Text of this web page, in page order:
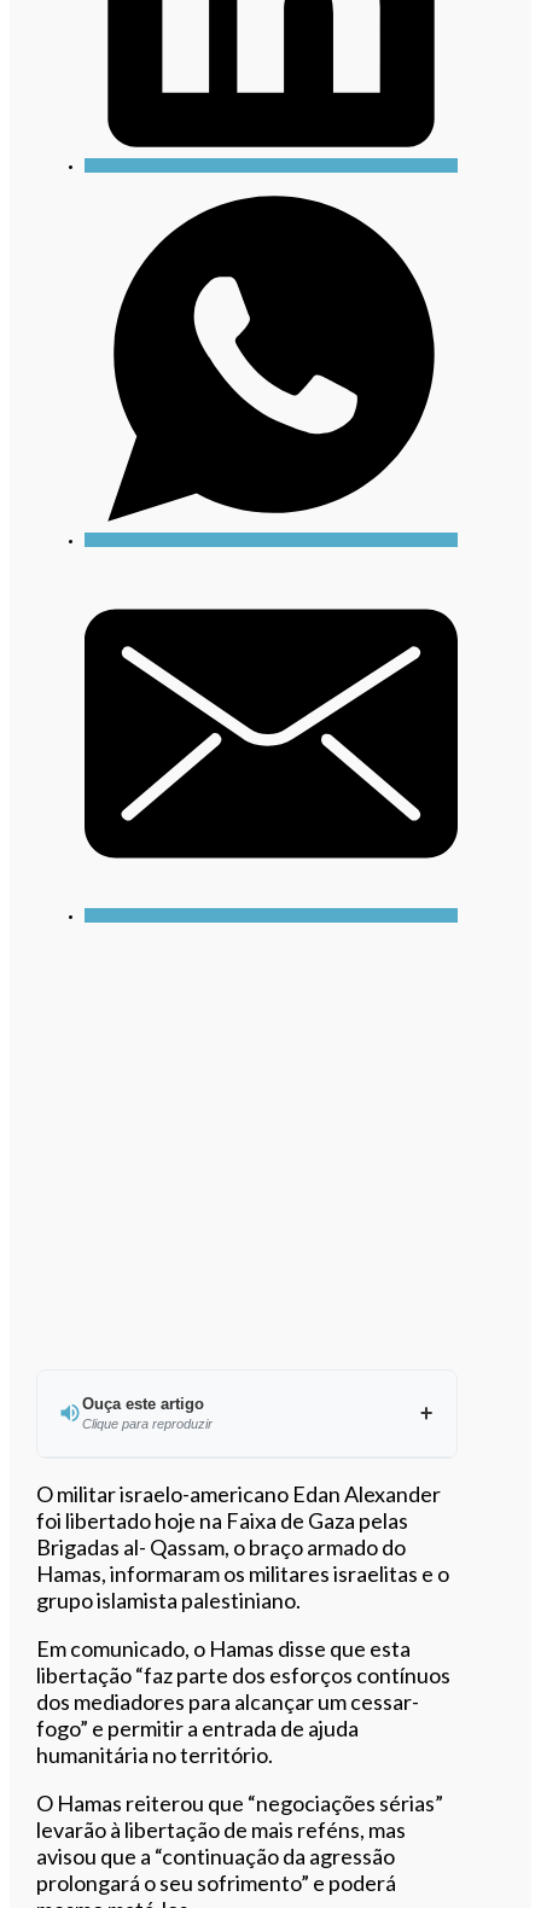
Ouça este artigo
Clique para reproduzir
Ouvir este artigo
O militar israelo-americano Edan Alexander
foi libertado hoje na Faixa de Gaza pelas
Brigadas al- Qassam, o braço armado do
Hamas, informaram os militares israelitas e o
grupo islamista palestiniano.
Em comunicado, o Hamas disse que esta
libertação “faz parte dos esforços contínuos
dos mediadores para alcançar um cessar-
fogo” e permitir a entrada de ajuda
humanitária no território.
O Hamas reiterou que “negociações sérias”
levarão à libertação de mais reféns, mas
avisou que a “continuação da agressão
prolongará o seu sofrimento” e poderá